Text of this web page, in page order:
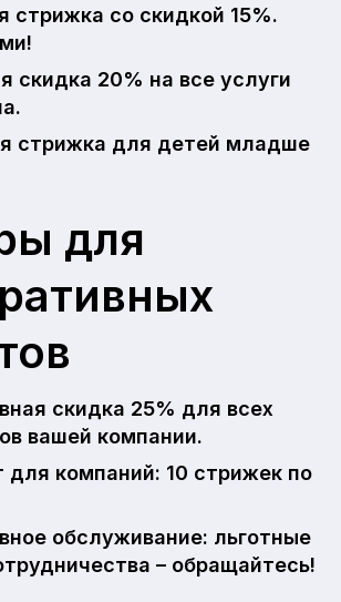
стрижка со скидкой 15%.
скидка 20% на все услуги
стрижка для детей младше
для
скидка 25% для всех
вашей компании.
для компаний: 10 стрижек по
обслуживание: льготные
– обращайтесь!